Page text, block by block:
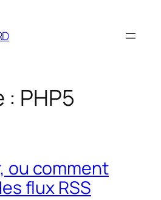
: PHP5
ou comment
flux RSS